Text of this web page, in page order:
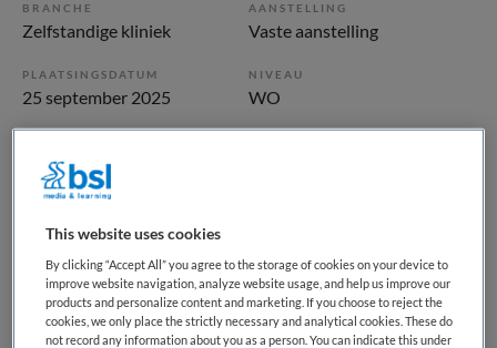
BRANCHE
Zelfstandige kliniek
AANSTELLING
Vaste aanstelling
PLAATSINGSDATUM
25 september 2025
NIVEAU
WO
Starter
Vacature niet beschikbaar
Deze vacature GZ-Psycholoog/Klinisch Psycholoog bij GGz
Centraal is niet meer actueel. Hieronder staan enkele
vergelijkbare vacatures die voor u wellicht interessant zijn.
This website uses cookies
By clicking “Accept All” you agree to the storage of cookies on your device to
improve website navigation, analyze website usage, and help us improve our
products and personalize content and marketing. If you choose to reject the
cookies, we only place the strictly necessary and analytical cookies. These do
not record any information about you as a person. You can indicate this under